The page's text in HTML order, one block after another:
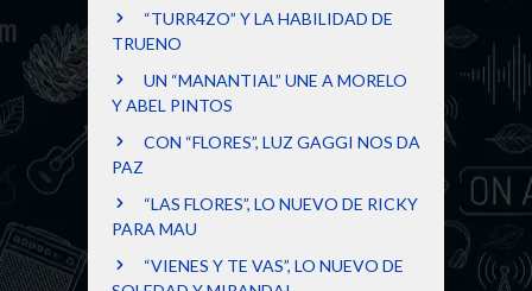
“TURR4ZO” Y LA HABILIDAD DE
TRUENO
UN “MANANTIAL” UNE A MORELO
Y ABEL PINTOS
CON “FLORES”, LUZ GAGGI NOS DA
PAZ
“LAS FLORES”, LO NUEVO DE RICKY
PARA MAU
“VIENES Y TE VAS”, LO NUEVO DE